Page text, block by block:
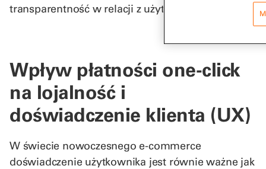
transparentność w relacji z użytkownikiem.
Wpływ płatności one-click
na lojalność i
doświadczenie klienta (UX)
W świecie nowoczesnego e-commerce
doświadczenie użytkownika jest równie ważne jak